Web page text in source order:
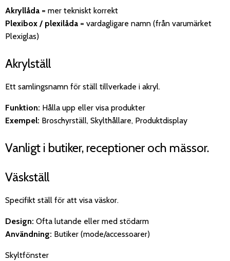
Akryllåda = mer tekniskt korrekt
Plexibox / plexilåda = vardagligare namn (från varumärket
Plexiglas)
Akrylställ
Ett samlingsnamn för ställ tillverkade i akryl.
Funktion: Hålla upp eller visa produkter
Exempel: Broschyrställ, Skylthållare, Produktdisplay
Vanligt i butiker, receptioner och mässor.
Väskställ
Specifikt ställ för att visa väskor.
Design: Ofta lutande eller med stödarm
Användning: Butiker (mode/accessoarer)
Skyltfönster